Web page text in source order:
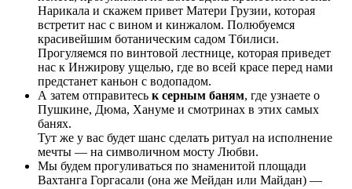
Нарикала и скажем привет Матери Грузии, которая
встретит нас с вином и кинжалом. Полюбуемся
красивейшим ботаническим садом Тбилиси.
Прогуляемся по винтовой лестнице, которая приведет
нас к Инжирову ущелью, где во всей красе перед нами
предстанет каньон с водопадом.
А затем отправитесь к серным баням, где узнаете о
Пушкине, Дюма, Хануме и смотринах в этих самых
банях.
Тут же у вас будет шанс сделать ритуал на исполнение
мечты — на символичном мосту Любви.
Мы будем прогуливаться по знаменитой площади
Вахтанга Горгасали (она же Мейдан или Майдан) —